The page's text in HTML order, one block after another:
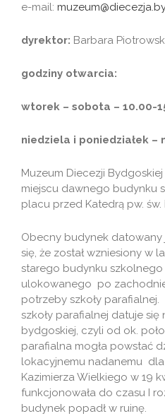
e-mail:
dyrektor: Barbara
godziny otwarcia:
wtorek – sobota – 10.00-
niedziela i poniedziałek –
Muzeum Diecezji
miejscu dawnego budynku
placu przed Katedrą pw. św.
Obecny budynek datowany
się, że został wzniesiony w
starego budynku szkolnego
ulokowanego po
potrzeby szkoły
szkoły parafialnej datuje
bydgoskiej, czyli od ok.
parafialna mogła powstać
lokacyjnemu nadanemu
Kazimierza Wielkiego w 19
funkcjonowała do czasu I
budynek popadł w ruinę.